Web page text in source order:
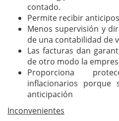
contado.
Permite recibir
Menos supervisión y
de una contabilidad de
Las facturas dan
de otro modo la
Proporciona
inflacionarios
anticipación
Inconvenientes